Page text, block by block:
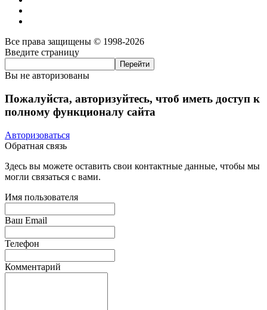
Все права защищены © 1998-2026
Введите страницу
Вы не авторизованы
Пожалуйста, авторизуйтесь, чтоб иметь доступ к
полному функционалу сайта
Авторизоваться
Обратная связь
Здесь вы можете оставить свои контактные данные, чтобы мы
могли связаться с вами.
Имя пользователя
Ваш Email
Телефон
Комментарий